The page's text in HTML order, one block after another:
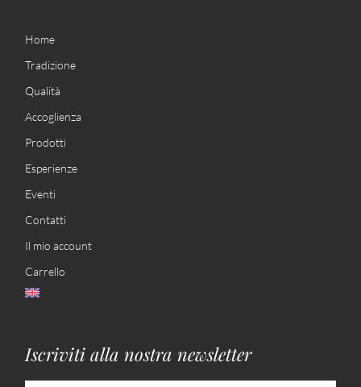
o
k
-
f
Home
Tradizione
Qualità
Accoglienza
Prodotti
Esperienze
Eventi
Contatti
Il mio account
Carrello
Iscriviti alla nostra newsletter